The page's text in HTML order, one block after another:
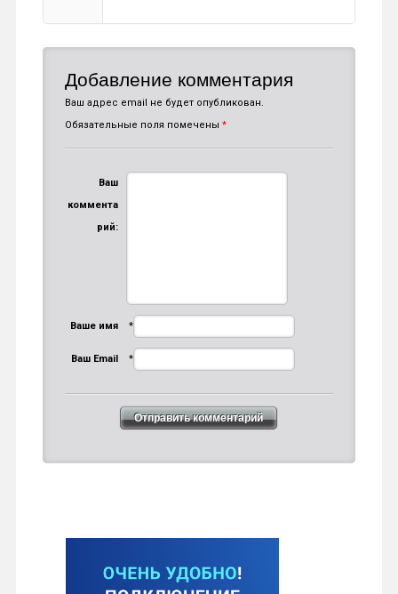
Добавление комментария
Ваш адрес email не будет опубликован.
Обязательные поля помечены *
Ваш
коммента
рий:
Ваше имя *
Ваш Email *